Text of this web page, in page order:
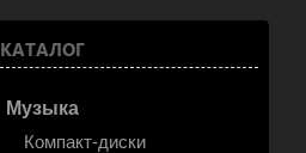
КАТАЛОГ
Музыка
Компакт-диски